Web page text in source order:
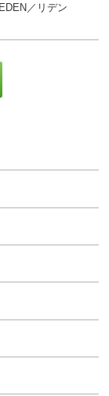
／リデン